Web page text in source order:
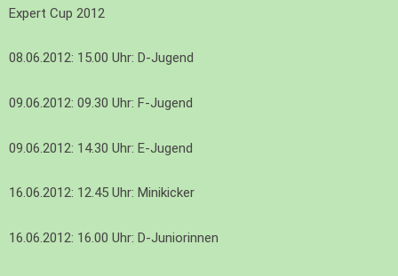
Expert Cup 2012
08.06.2012: 15.00 Uhr: D-Jugend
09.06.2012: 09.30 Uhr: F-Jugend
09.06.2012: 14.30 Uhr: E-Jugend
16.06.2012: 12.45 Uhr: Minikicker
16.06.2012: 16.00 Uhr: D-Juniorinnen